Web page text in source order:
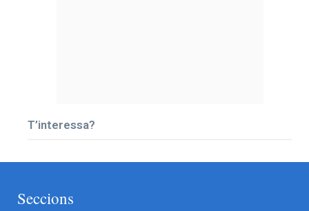
T’interessa?
Seccions